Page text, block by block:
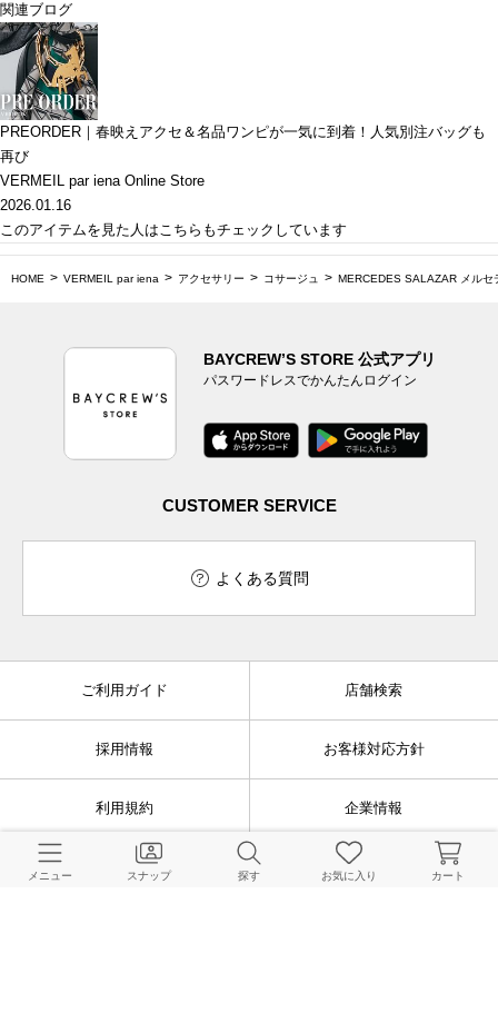
関連ブログ
PREORDER｜春映えアクセ＆名品ワンピが一気に到着！人気別注バッグも
再び
VERMEIL par iena Online Store
2026.01.16
このアイテムを見た人はこちらもチェックしています
HOME VERMEIL par iena アクセサリー コサージュ MERCEDES SALAZAR メル
BAYCREW’S STORE 公式アプリ
パスワードレスでかんたんログイン
CUSTOMER SERVICE
よくある質問
ご利用ガイド 店舗検索
採用情報 お客様対応方針
利用規約 企業情報
個人情報保護方針 特定商取引法に基づく表記
メニュー スナップ 探す お気に入り カート